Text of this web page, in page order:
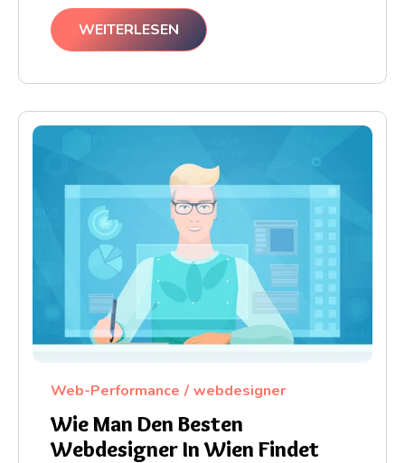
WEITERLESEN
Wie Man Den Besten
Webdesigner In Wien Findet
Web-Performance webdesigner